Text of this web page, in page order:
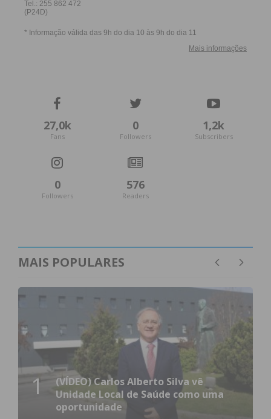
27,0k
Fans
0
Followers
1,2k
Subscribers
0
Followers
576
Readers
MAIS POPULARES
1
(VÍDEO) Carlos Alberto Silva vê
Unidade Local de Saúde como uma
oportunidade